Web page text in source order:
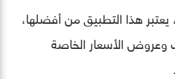
يعتبر هذا التطبيق من أفضلها،
وعروض الأسعار الخاصة